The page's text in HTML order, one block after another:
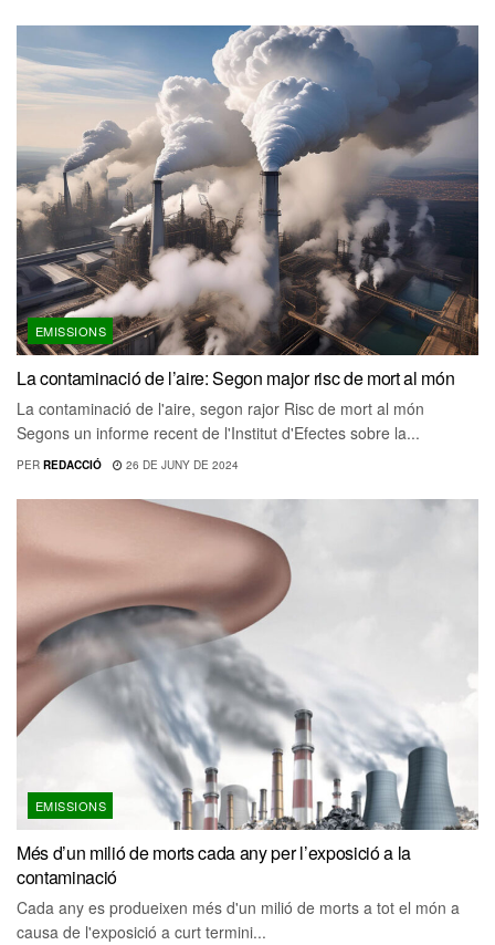
EMISSIONS
La contaminació de l’aire: Segon major risc de mort al món
La contaminació de l'aire, segon rajor Risc de mort al món
Segons un informe recent de l'Institut d'Efectes sobre la...
PER REDACCIÓ 26 DE JUNY DE 2024
EMISSIONS
Més d’un milió de morts cada any per l’exposició a la
contaminació
Cada any es produeixen més d'un milió de morts a tot el món a
causa de l'exposició a curt termini...